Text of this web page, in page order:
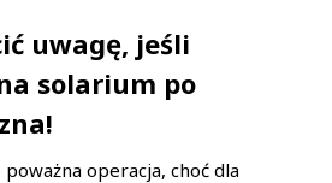
uwagę, jeśli
solarium po
operacja, choć dla